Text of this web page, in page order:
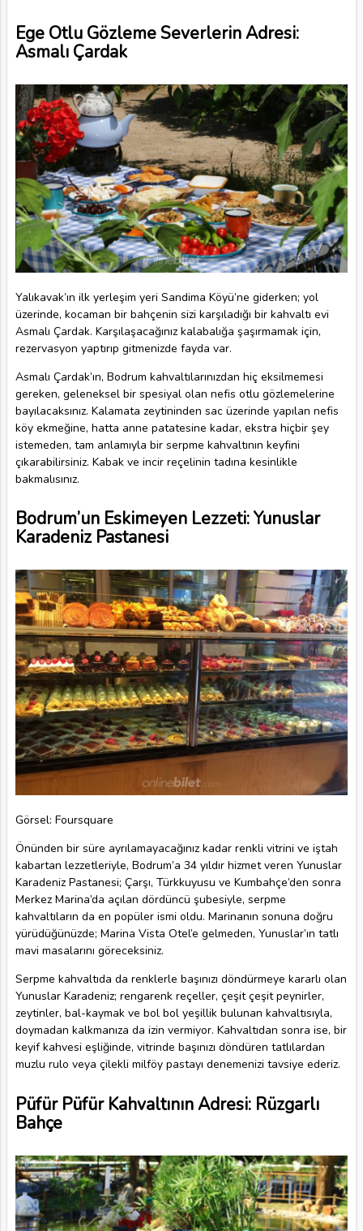
Ege Otlu Gözleme Severlerin Adresi:
Asmalı Çardak
Yalıkavak’ın ilk yerleşim yeri Sandima Köyü’ne giderken; yol
üzerinde, kocaman bir bahçenin sizi karşıladığı bir kahvaltı evi
Asmalı Çardak. Karşılaşacağınız kalabalığa şaşırmamak için,
rezervasyon yaptırıp gitmenizde fayda var.
Asmalı Çardak’ın, Bodrum kahvaltılarınızdan hiç eksilmemesi
gereken, geleneksel bir spesiyal olan nefis otlu gözlemelerine
bayılacaksınız. Kalamata zeytininden sac üzerinde yapılan nefis
köy ekmeğine, hatta anne patatesine kadar, ekstra hiçbir şey
istemeden, tam anlamıyla bir serpme kahvaltının keyfini
çıkarabilirsiniz. Kabak ve incir reçelinin tadına kesinlikle
bakmalısınız.
Bodrum’un Eskimeyen Lezzeti: Yunuslar
Karadeniz Pastanesi
Görsel: Foursquare
Önünden bir süre ayrılamayacağınız kadar renkli vitrini ve iştah
kabartan lezzetleriyle, Bodrum’a 34 yıldır hizmet veren Yunuslar
Karadeniz Pastanesi; Çarşı, Türkkuyusu ve Kumbahçe’den sonra
Merkez Marina’da açılan dördüncü şubesiyle, serpme
kahvaltıların da en popüler ismi oldu. Marinanın sonuna doğru
yürüdüğünüzde; Marina Vista Otel’e gelmeden, Yunuslar’ın tatlı
mavi masalarını göreceksiniz.
Serpme kahvaltıda da renklerle başınızı döndürmeye kararlı olan
Yunuslar Karadeniz; rengarenk reçeller, çeşit çeşit peynirler,
zeytinler, bal-kaymak ve bol bol yeşillik bulunan kahvaltısıyla,
doymadan kalkmanıza da izin vermiyor. Kahvaltıdan sonra ise, bir
keyif kahvesi eşliğinde, vitrinde başınızı döndüren tatlılardan
muzlu rulo veya çilekli milföy pastayı denemenizi tavsiye ederiz.
Püfür Püfür Kahvaltının Adresi: Rüzgarlı
Bahçe